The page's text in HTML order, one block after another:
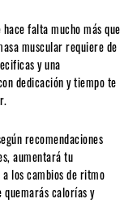
falta mucho más que
muscular requiere de
y una
dedicación y tiempo te
recomendaciones
aumentará tu
los cambios de ritmo
quemarás calorías y